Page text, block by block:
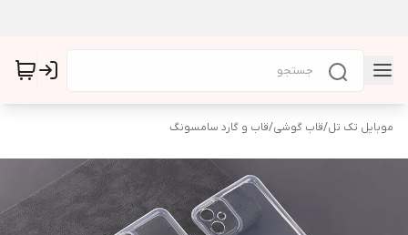
موبایل تک تل/قاب گوشی/قاب و گارد سامسونگ